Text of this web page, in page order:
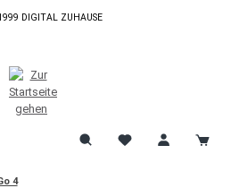
DIGITAL ZUHAUSE
4